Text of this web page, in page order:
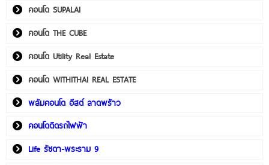
คอนโด SUPALAI
คอนโด THE CUBE
คอนโด Utility Real Estate
คอนโด WITHITHAI REAL ESTATE
พลัมคอนโด อีสต์ ลาดพร้าว
คอนโดติดรถไฟฟ้า
Life รัชดา-พระราม 9